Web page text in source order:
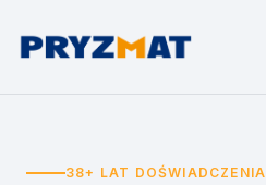
Urządzenia
38+ LAT DOŚWIADCZENIA